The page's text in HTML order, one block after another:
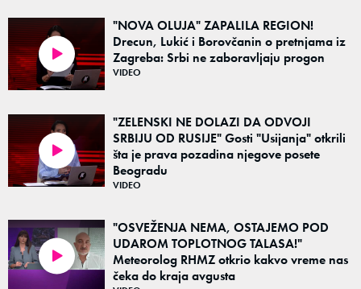
"NOVA OLUJA" ZAPALILA REGION!
Drecun, Lukić i Borovčanin o pretnjama iz
Zagreba: Srbi ne zaboravljaju progon
VIDEO
"ZELENSKI NE DOLAZI DA ODVOJI
SRBIJU OD RUSIJE" Gosti "Usijanja" otkrili
šta je prava pozadina njegove posete
Beogradu
VIDEO
"OSVEŽENJA NEMA, OSTAJEMO POD
UDAROM TOPLOTNOG TALASA!"
Meteorolog RHMZ otkrio kakvo vreme nas
čeka do kraja avgusta